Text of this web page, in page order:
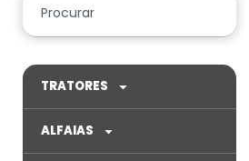
TRATORES
ALFAIAS